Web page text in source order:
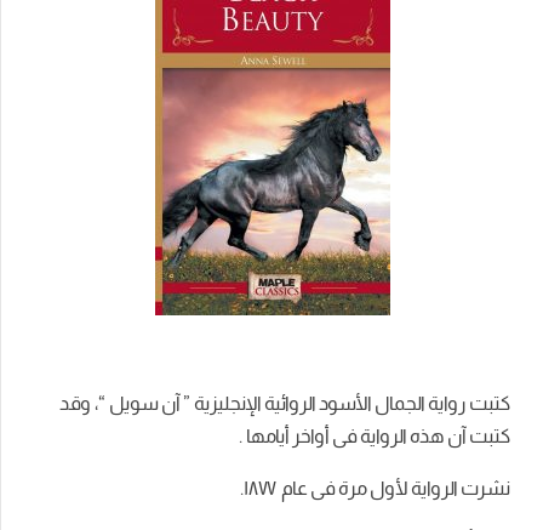
كتبت رواية الجمال الأسود الروائية الإنجليزية ” آن سويل “، وقد
كتبت آن هذه الرواية فى أواخر أيامها .
نشرت الرواية لأول مرة فى عام ١٨٧٧.